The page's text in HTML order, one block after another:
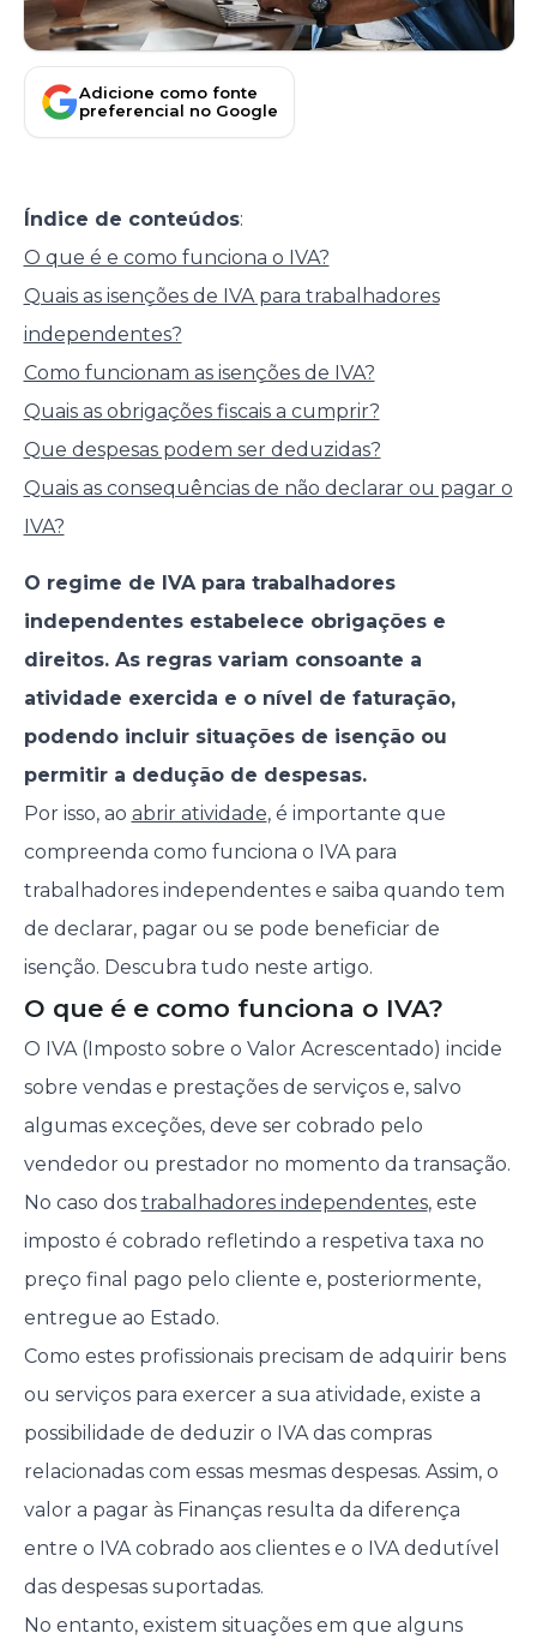
Adicione como fonte
preferencial no Google
Índice de conteúdos:
O que é e como funciona o IVA?
Quais as isenções de IVA para trabalhadores
independentes?
Como funcionam as isenções de IVA?
Quais as obrigações fiscais a cumprir?
Que despesas podem ser deduzidas?
Quais as consequências de não declarar ou pagar o
IVA?
O regime de IVA para trabalhadores
independentes estabelece obrigações e
direitos. As regras variam consoante a
atividade exercida e o nível de faturação,
podendo incluir situações de isenção ou
permitir a dedução de despesas.
Por isso, ao abrir atividade, é importante que
compreenda como funciona o IVA para
trabalhadores independentes e saiba quando tem
de declarar, pagar ou se pode beneficiar de
isenção. Descubra tudo neste artigo.
O que é e como funciona o IVA?
O IVA (Imposto sobre o Valor Acrescentado) incide
sobre vendas e prestações de serviços e, salvo
algumas exceções, deve ser cobrado pelo
vendedor ou prestador no momento da transação.
No caso dos trabalhadores independentes, este
imposto é cobrado refletindo a respetiva taxa no
preço final pago pelo cliente e, posteriormente,
entregue ao Estado.
Como estes profissionais precisam de adquirir bens
ou serviços para exercer a sua atividade, existe a
possibilidade de deduzir o IVA das compras
relacionadas com essas mesmas despesas. Assim, o
valor a pagar às Finanças resulta da diferença
entre o IVA cobrado aos clientes e o IVA dedutível
das despesas suportadas.
No entanto, existem situações em que alguns